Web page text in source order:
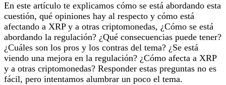
En este artículo te explicamos cómo se está abordando esta
cuestión, qué opiniones hay al respecto y cómo está
afectando a XRP y a otras criptomonedas, ¿Cómo se está
abordando la regulación? ¿Qué consecuencias puede tener?
¿Cuáles son los pros y los contras del tema? ¿Se está
viendo una mejora en la regulación? ¿Cómo afecta a XRP
y a otras criptomonedas? Responder estas preguntas no es
fácil, pero intentamos alumbrar un poco el tema.